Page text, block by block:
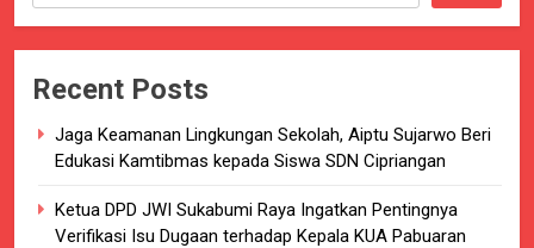
Recent Posts
Jaga Keamanan Lingkungan Sekolah, Aiptu Sujarwo Beri
Edukasi Kamtibmas kepada Siswa SDN Cipriangan
Ketua DPD JWI Sukabumi Raya Ingatkan Pentingnya
Verifikasi Isu Dugaan terhadap Kepala KUA Pabuaran